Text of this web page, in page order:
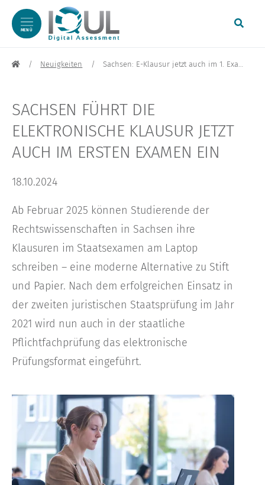
MENÜ
zum Inhalt springen
Neuigkeiten
SACHSEN FÜHRT DIE
ELEKTRONISCHE KLAUSUR JETZT
AUCH IM ERSTEN EXAMEN EIN
18.10.2024
Ab Februar 2025 können Studierende der
Rechtswissenschaften in Sachsen ihre
Klausuren im Staatsexamen am Laptop
schreiben – eine moderne Alternative zu Stift
und Papier. Nach dem erfolgreichen Einsatz in
der zweiten juristischen Staatsprüfung im Jahr
2021 wird nun auch in der staatliche
Pflichtfachprüfung das elektronische
Prüfungsformat eingeführt.